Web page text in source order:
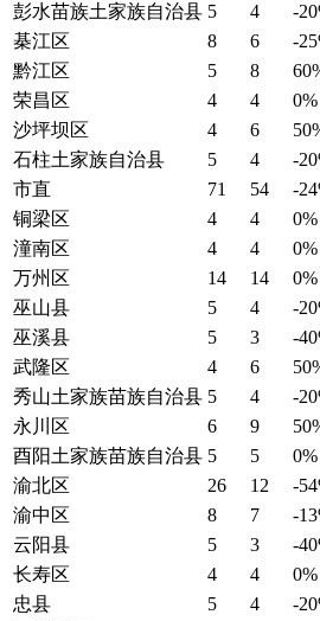
彭水苗族土家族自治县 5 4 -
棊江区
8 6 -
黔江区
5 8
荣昌区
4 4 0%
沙坪坝区
4 6
石柱土家族自治县
5 4 -
市直
71 54 -
铜梁区
4 4 0%
潼南区
4 4 0%
万州区
14 14 0%
巫山县
5 4 -
巫溪县
5 3 -
武隆区
4 6
秀山土家族苗族自治县 5 4 -
永川区
6 9
酉阳土家族苗族自治县 5 5 0%
渝北区
26 12 -
渝中区
8 7 -
云阳县
5 3 -
长寿区
4 4 0%
忠县
5 4 -